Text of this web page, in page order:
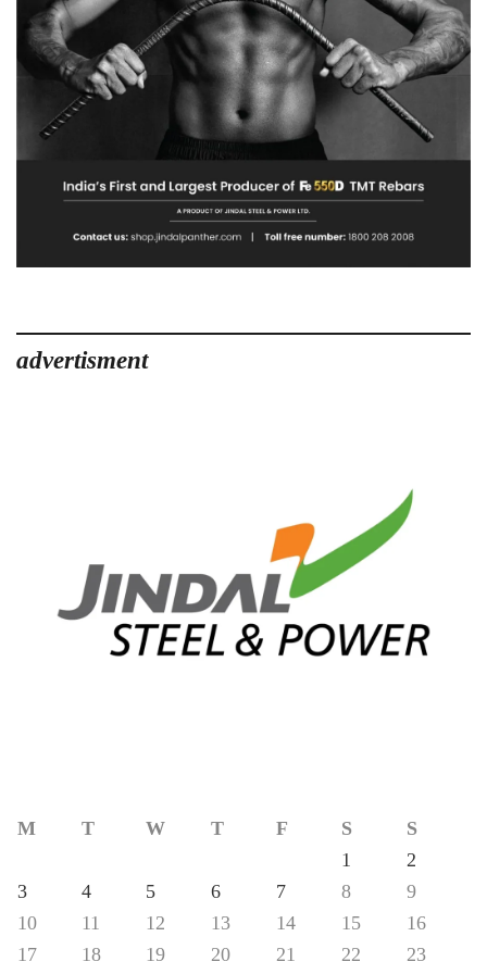
advertisment
M T W T F S
S
1
2
3
4 5 6 7 8
9
10
11 12 13 14 15
16
17
18 19 20 21 22 23